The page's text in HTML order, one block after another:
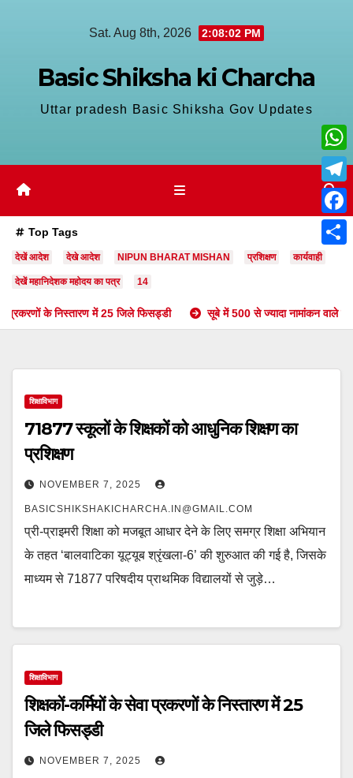
Sat. Aug 8th, 2026 2:08:03 PM
Basic Shiksha ki Charcha
Uttar pradesh Basic Shiksha Gov Updates
Top Tags
देखें आदेश देखे आदेश NIPUN BHARAT MISHAN प्रशिक्षण कार्यवाही
देखें महानिदेशक महोदय का पत्र 14
के निस्तारण में 25 जिले फिसड्डी सूबे में 500 से ज्यादा नामांकन वाले परिषदीय
शिक्षाविभाग
71877 स्कूलों के शिक्षकों को आधुनिक शिक्षण का
प्रशिक्षण
NOVEMBER 7, 2025
BASICSHIKSHAKICHARCHA.IN@GMAIL.COM
प्री-प्राइमरी शिक्षा को मजबूत आधार देने के लिए समग्र शिक्षा अभियान
के तहत ‘बालवाटिका यूट्यूब श्रृंखला-6’ की शुरुआत की गई है, जिसके
माध्यम से 71877 परिषदीय प्राथमिक विद्यालयों से जुड़े…
शिक्षाविभाग
शिक्षकों-कर्मियों के सेवा प्रकरणों के निस्तारण में 25
जिले फिसड्डी
NOVEMBER 7, 2025
W
h
a
s
p
T
e
l
r
m
F
a
b
S
a
r